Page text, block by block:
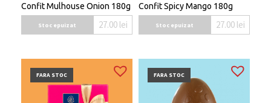
Confit Mulhouse Onion 180g
Stoc epuizat 27.00 lei
Confit Spicy Mango 180g
Stoc epuizat 27.00 lei
FARA STOC FARA STOC